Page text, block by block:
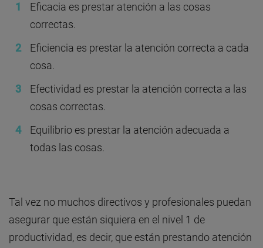
Eficacia es prestar atención a las cosas
correctas.
Eficiencia es prestar la atención correcta a cada
cosa.
Efectividad es prestar la atención correcta a las
cosas correctas.
Equilibrio es prestar la atención adecuada a
todas las cosas.
Tal vez no muchos directivos y profesionales puedan
asegurar que están siquiera en el nivel 1 de
productividad, es decir, que están prestando atención